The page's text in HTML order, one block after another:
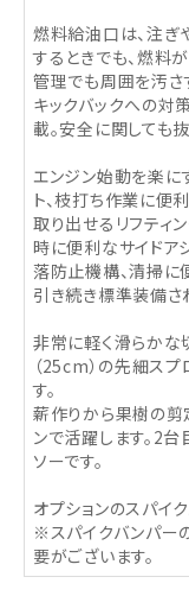
燃料給油口は、注ぎ
するときでも、燃料
管理でも周囲を汚さ
キックバックへの対
載。安全に関しても
エンジン始動を楽に
ト、枝打ち作業に便
取り出せるリフティ
時に便利なサイドア
落防止機構、清掃に
引き続き標準装備さ
非常に軽く滑らかな
（25cm）の先細ス
す。
薪作りから果樹の剪
ンで活躍します。2
ソーです。
オプションのスパイ
※スパイクバンパー
要がございます。